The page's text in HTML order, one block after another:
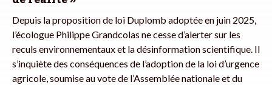
Depuis la proposition de loi Duplomb adoptée en juin 2025,
l’écologue Philippe Grandcolas ne cesse d’alerter sur les
reculs environnementaux et la désinformation scientifique. Il
s’inquiète des conséquences de l’adoption de la loi d’urgence
agricole, soumise au vote de l’Assemblée nationale et du